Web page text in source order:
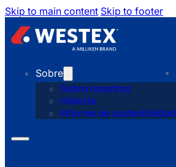
Skip to main content Skip to footer
Sobre
Sobre nosotros
Historia
Informe de sostenibilidad